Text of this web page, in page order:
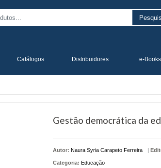
Catálogos Distribuidores e-Books
Gestão democrática da
Autor: Naura Syria Carapeto Ferreira |
Categoria: Educação